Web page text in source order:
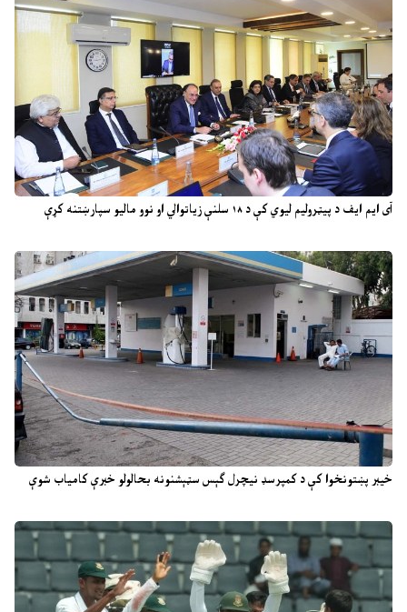
آی ایم ایف د پیټرولیم لیوي کې د ۱۸ سلنې زیاتوالي او نوو مالیو سپارښتنه کړې
خیبر پښتونخوا کې د کمپرسډ نیچرل ګېس سټېشنونه بحالولو خبرې کامیاب شوې